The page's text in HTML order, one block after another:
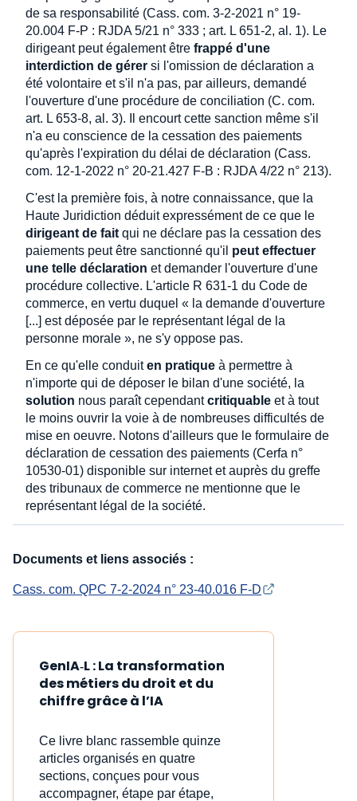
de sa responsabilité (Cass. com. 3-2-2021 n° 19-
20.004 F-P : RJDA 5/21 n° 333 ; art. L 651-2, al. 1). Le
dirigeant peut également être frappé d'une
interdiction de gérer si l'omission de déclaration a
été volontaire et s'il n'a pas, par ailleurs, demandé
l'ouverture d'une procédure de conciliation (C. com.
art. L 653-8, al. 3). Il encourt cette sanction même s'il
n'a eu conscience de la cessation des paiements
qu'après l'expiration du délai de déclaration (Cass.
com. 12-1-2022 n° 20-21.427 F-B : RJDA 4/22 n° 213).
C'est la première fois, à notre connaissance, que la
Haute Juridiction déduit expressément de ce que le
dirigeant de fait qui ne déclare pas la cessation des
paiements peut être sanctionné qu'il peut effectuer
une telle déclaration et demander l'ouverture d'une
procédure collective. L'article R 631-1 du Code de
commerce, en vertu duquel « la demande d'ouverture
[...] est déposée par le représentant légal de la
personne morale », ne s'y oppose pas.
En ce qu'elle conduiten pratique à permettre à
n'importe qui de déposer le bilan d'une société, la
solution nous paraît cependantcritiquable et à tout
le moins ouvrir la voie à de nombreuses difficultés de
mise en oeuvre. Notons d'ailleurs que le formulaire de
déclaration de cessation des paiements (Cerfa n°
10530-01) disponible sur internet et auprès du greffe
des tribunaux de commerce ne mentionne que le
représentant légal de la société.
Documents et liens associés :
Cass. com. QPC 7-2-2024 n° 23-40.016 F-D
GenIA‑L : La transformation
des métiers du droit et du
chiffre grâce à l’IA
Ce livre blanc rassemble quinze
articles organisés en quatre
sections, conçues pour vous
accompagner, étape par étape,